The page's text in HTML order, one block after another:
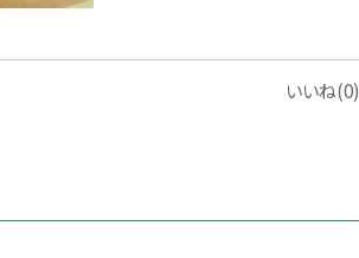
いいね(0)